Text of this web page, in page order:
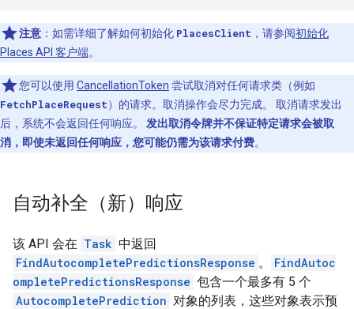
注意 ：如需详细了解如何初始化 PlacesClient ，请参阅初始化
Places API 客户端。
您可以使用 CancellationToken 尝试取消对任何请求类（例如
FetchPlaceRequest）的请求。取消操作会尽力完成。 取消请求发出
后，系统不会返回任何响应。 发出取消令牌并不保证特定请求会被取
消，即使未返回任何响应，您可能仍需为该请求付费。
自动补全（新）响应
该 API 会在 Task 中返回
FindAutocompletePredictionsResponse 。
FindAutoc
ompletePredictionsResponse 包含一个最多有 5 个
AutocompletePrediction 对象的列表，这些对象表示预